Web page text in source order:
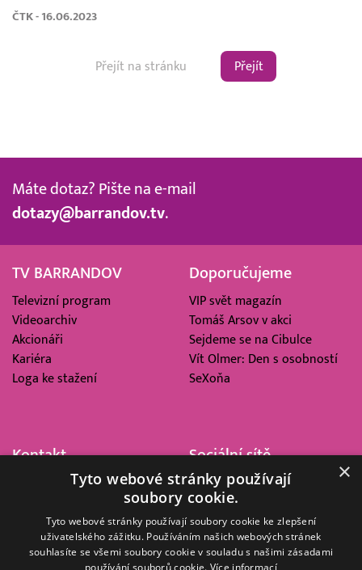
ČTK - 16.06.2023
Přejít
Máte dotaz? Pište na e-mail
dotazy@barrandov.tv.
TV BARRANDOV
Televizní program
Videoarchiv
Akcionáři
Kariéra
Loga ke stažení
Doporučujeme
VIP svět magazín
Tomáš Arsov v akci
Sejdeme se na Cibulce
Vít Olmer: Den s osobností
SeXoňa
Kontakt
Barrandov Televizní Studio,
Kříženeckého nám. 322
152 00 Praha 5
IČ 416 93 311
Sociální sítě
×
Tyto webové stránky používají
soubory cookie.
Tyto webové stránky používají soubory cookie ke zlepšení
uživatelského zážitku. Používáním našich webových stránek
souhlasíte se všemi soubory cookie v souladu s našimi zásadami
používání souborů cookie. Více informací